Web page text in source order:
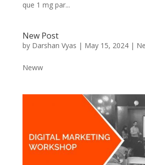
que 1 mg par...
New Post
by Darshan Vyas | May 15, 2024|
Neww